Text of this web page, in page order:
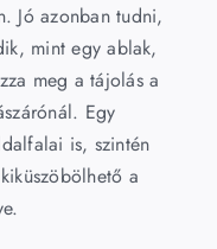
Jó azonban tudni,
mint egy ablak,
meg a tájolás a
Egy
is, szintén
a